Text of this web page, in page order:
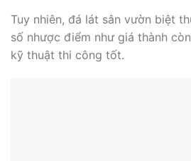
Tuy nhiên, đá lát sân vườn biệt
số nhược điểm như giá thành
kỹ thuật thi công tốt.